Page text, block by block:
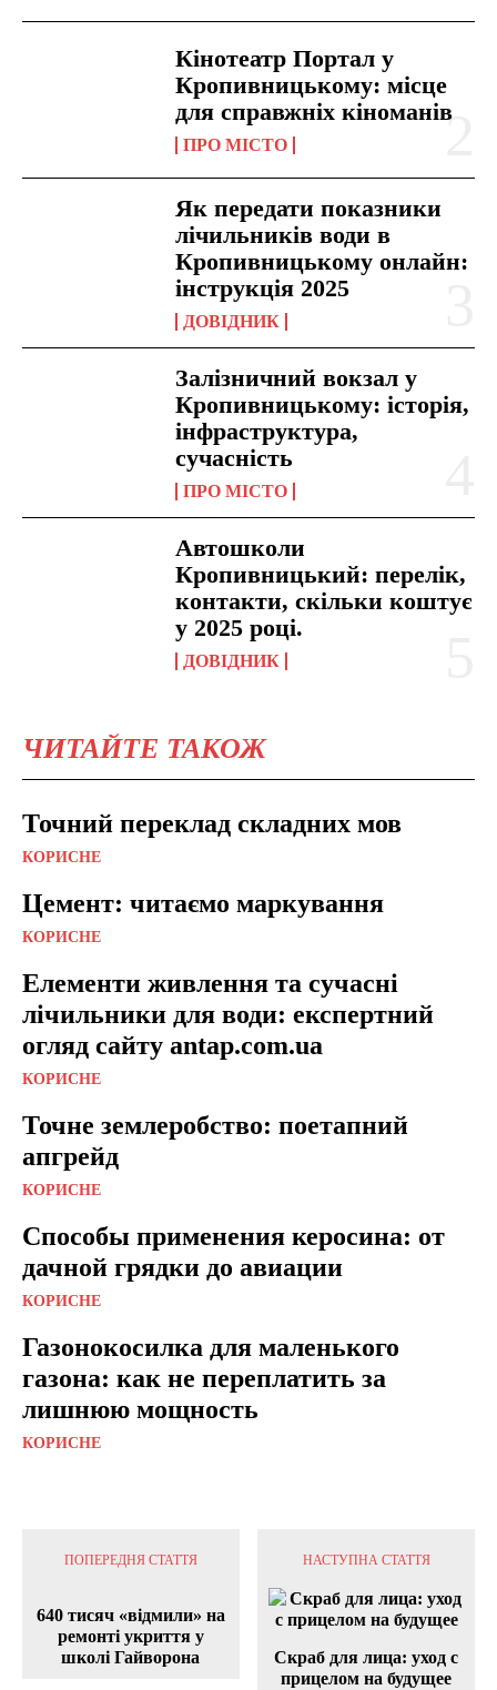
Кінотеатр Портал у
Кропивницькому: місце
для справжніх кіноманів
ПРО МІСТО
Як передати показники
лічильників води в
Кропивницькому онлайн:
інструкція 2025
ДОВІДНИК
Залізничний вокзал у
Кропивницькому: історія,
інфраструктура,
сучасність
ПРО МІСТО
Автошколи
Кропивницький: перелік,
контакти, скільки коштує
у 2025 році.
ДОВІДНИК
ЧИТАЙТЕ ТАКОЖ
Точний переклад складних мов
КОРИСНЕ
Цемент: читаємо маркування
КОРИСНЕ
Елементи живлення та сучасні
лічильники для води: експертний
огляд сайту antap.com.ua
КОРИСНЕ
Точне землеробство: поетапний
апгрейд
КОРИСНЕ
Способы применения керосина: от
дачной грядки до авиации
КОРИСНЕ
Газонокосилка для маленького
газона: как не переплатить за
лишнюю мощность
КОРИСНЕ
ПОПЕРЕДНЯ СТАТТЯ
640 тисяч «відмили» на
ремонті укриття у
школі Гайворона
НАСТУПНА СТАТТЯ
Скраб для лица: уход с
прицелом на будущее